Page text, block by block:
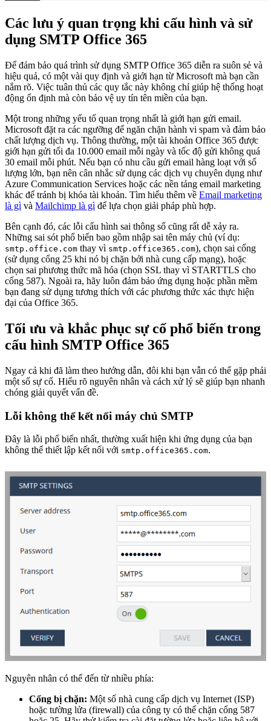
Các lưu ý quan trọng khi cấu hình và sử
dụng SMTP Office 365
Để đảm bảo quá trình sử dụng SMTP Office 365 diễn ra suôn sẻ và
hiệu quả, có một vài quy định và giới hạn từ Microsoft mà bạn cần
nắm rõ. Việc tuân thủ các quy tắc này không chỉ giúp hệ thống hoạt
động ổn định mà còn bảo vệ uy tín tên miền của bạn.
Một trong những yếu tố quan trọng nhất là giới hạn gửi email.
Microsoft đặt ra các ngưỡng để ngăn chặn hành vi spam và đảm bảo
chất lượng dịch vụ. Thông thường, một tài khoản Office 365 được
giới hạn gửi tối đa 10.000 email mỗi ngày và tốc độ gửi không quá
30 email mỗi phút. Nếu bạn có nhu cầu gửi email hàng loạt với số
lượng lớn, bạn nên cân nhắc sử dụng các dịch vụ chuyên dụng như
Azure Communication Services hoặc các nền tảng email marketing
khác để tránh bị khóa tài khoản. Tìm hiểu thêm về Email marketing
là gì và Mailchimp là gì để lựa chọn giải pháp phù hợp.
Bên cạnh đó, các lỗi cấu hình sai thông số cũng rất dễ xảy ra.
Những sai sót phổ biến bao gồm nhập sai tên máy chủ (ví dụ:
smtp.office.com thay vì smtp.office365.com), chọn sai cổng
(sử dụng cổng 25 khi nó bị chặn bởi nhà cung cấp mạng), hoặc
chọn sai phương thức mã hóa (chọn SSL thay vì STARTTLS cho
cổng 587). Ngoài ra, hãy luôn đảm bảo ứng dụng hoặc phần mềm
bạn đang sử dụng tương thích với các phương thức xác thực hiện
đại của Office 365.
Tối ưu và khắc phục sự cố phổ biến trong
cấu hình SMTP Office 365
Ngay cả khi đã làm theo hướng dẫn, đôi khi bạn vẫn có thể gặp phải
một số sự cố. Hiểu rõ nguyên nhân và cách xử lý sẽ giúp bạn nhanh
chóng giải quyết vấn đề.
Lỗi không thể kết nối máy chủ SMTP
Đây là lỗi phổ biến nhất, thường xuất hiện khi ứng dụng của bạn
không thể thiết lập kết nối với smtp.office365.com.
Nguyên nhân có thể đến từ nhiều phía:
Cổng bị chặn: Một số nhà cung cấp dịch vụ Internet (ISP)
hoặc tường lửa (firewall) của công ty có thể chặn cổng 587